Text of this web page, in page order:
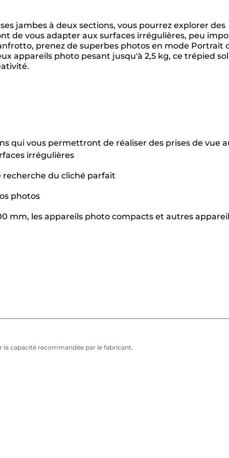
jambes à deux sections, vous pourrez explorer des
de vous adapter aux surfaces irrégulières, peu
prenez de superbes photos en mode Portrait
appareils photo pesant jusqu'à 2,5 kg, ce trépied
qui vous permettront de réaliser des prises de vue
irrégulières
du cliché parfait
photos
mm, les appareils photo compacts et autres
la capacité recommandée par le fabricant.